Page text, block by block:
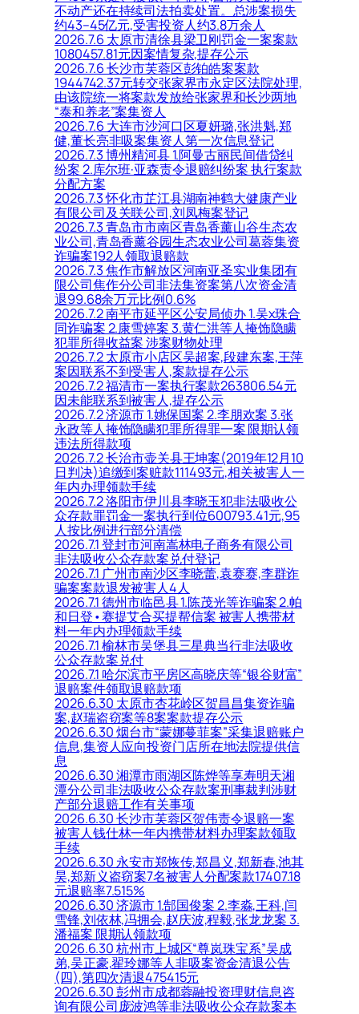
不动产还在持续司法拍卖处置。总涉案损失
约43–45亿元,受害投资人约3.8万余人
2026.7.6 太原市清徐县梁卫刚罚金一案案款
1080457.81元因案情复杂,提存公示
2026.7.6 长沙市芙蓉区彭铂皓案案款
1944742.37元转交张家界市永定区法院处理,
由该院统一将案款发放给张家界和长沙两地
“泰和养老”案集资人
2026.7.6 大连市沙河口区夏妍璐,张洪魁,郑
健,董长亮非吸案集资人第一次信息登记
2026.7.3 博州精河县 1.阿曼古丽民间借贷纠
纷案 2.库尔班·亚森责令退赔纠纷案 执行案款
分配方案
2026.7.3 怀化市芷江县湖南神鹤大健康产业
有限公司及关联公司,刘凤梅案登记
2026.7.3 青岛市市南区青岛香薰山谷生态农
业公司,青岛香薰谷园生态农业公司葛蓉集资
诈骗案192人领取退赔款
2026.7.3 焦作市解放区河南亚圣实业集团有
限公司焦作分公司非法集资案第八次资金清
退99.68余万元比例0.6%
2026.7.2 南平市延平区公安局侦办 1.吴x珠合
同诈骗案 2.康雪婷案 3.黄仁洪等人掩饰隐瞒
犯罪所得收益案 涉案财物处理
2026.7.2 太原市小店区吴超案,段建东案,王萍
案因联系不到受害人,案款提存公示
2026.7.2 福清市一案执行案款263806.54元
因未能联系到被害人,提存公示
2026.7.2 济源市 1.姚保国案 2.李朋欢案 3.张
永政等人掩饰隐瞒犯罪所得罪一案 限期认领
违法所得款项
2026.7.2 长治市壶关县王坤案(2019年12月10
日判决)追缴到案赃款111493元,相关被害人一
年内办理领款手续
2026.7.2 洛阳市伊川县李晓玉犯非法吸收公
众存款罪罚金一案执行到位600793.41元,95
人按比例进行部分清偿
2026.7.1 登封市河南嵩林电子商务有限公司
非法吸收公众存款案兑付登记
2026.7.1 广州市南沙区李晓蕾,袁赛赛,李群诈
骗案案款退发被害人4人
2026.7.1 德州市临邑县 1.陈茂光等诈骗案 2.帕
和日登•赛提艾合买提帮信案 被害人携带材
料一年内办理领款手续
2026.7.1 榆林市吴堡县三星典当行非法吸收
公众存款案兑付
2026.7.1 哈尔滨市平房区高晓庆等“银谷财富”
退赔案件领取退赔款项
2026.6.30 太原市杏花岭区贺昌昌集资诈骗
案,赵瑞盗窃案等8案案款提存公示
2026.6.30 烟台市“蒙娜蔓菲案”采集退赔账户
信息,集资人应向投资门店所在地法院提供信
息
2026.6.30 湘潭市雨湖区陈烨等享寿明天湘
潭分公司非法吸收公众存款案刑事裁判涉财
产部分退赔工作有关事项
2026.6.30 长沙市芙蓉区贺伟责令退赔一案
被害人钱仕林一年内携带材料办理案款领取
手续
2026.6.30 永安市郑恢传,郑昌义,郑新春,池其
昊,郑新义盗窃案7名被害人分配案款17407.18
元退赔率7.515%
2026.6.30 济源市 1.郜国俊案 2.李淼,王科,闫
雪锋,刘依林,冯拥会,赵庆波,程毅,张龙龙案 3.
潘福案 限期认领款项
2026.6.30 杭州市上城区“尊岚珠宝系”吴成
弟,吴正豪,翟玲娜等人非吸案资金清退公告
(四),第四次清退475415元
2026.6.30 彭州市成都蓉融投资理财信息咨
询有限公司庞波鸿等非法吸收公众存款案本